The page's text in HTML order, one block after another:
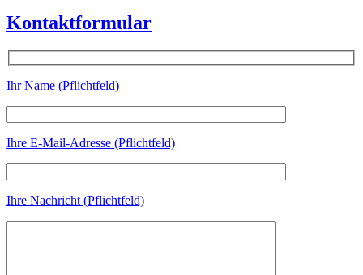
Kontaktformular
Ihr Name (Pflichtfeld)
Ihre E-Mail-Adresse (Pflichtfeld)
Ihre Nachricht (Pflichtfeld)